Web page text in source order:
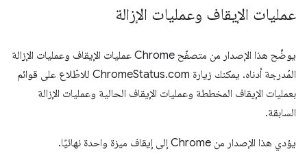
عمليات الإيقاف وعمليات الإزالة
يوضِّح هذا الإصدار من متصفّح Chrome عمليات الإيقاف وعمليات الإزالة
المُدرجة أدناه. يمكنك زيارة ChromeStatus.com للاطّلاع على قوائم
بعمليات الإيقاف المخططة وعمليات الإيقاف الحالية وعمليات الإزالة
السابقة.
يؤدي هذا الإصدار من Chrome إلى إيقاف ميزة واحدة نهائيًا.